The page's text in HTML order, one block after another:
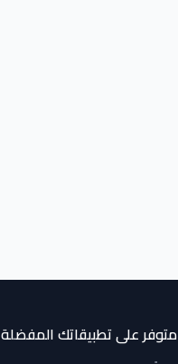
متوفر على تطبيقاتك المفضلة